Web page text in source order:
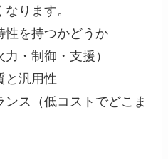
ります。
を持つかどうか
・制御・支援）
と汎用性
ス（低コストでどこま